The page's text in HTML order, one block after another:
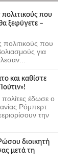
που
ξεφύγετε –
που
για
και καθίστε
έδωσε ο
Ρόμπερτ
την
διοικητή
μετά τη